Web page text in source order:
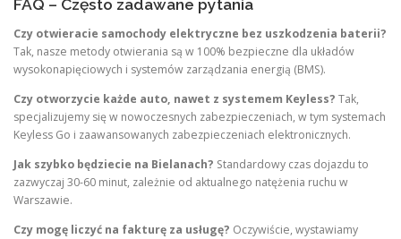
FAQ – Często zadawane pytania
Czy otwieracie samochody elektryczne bez uszkodzenia baterii?
Tak, nasze metody otwierania są w 100% bezpieczne dla układów
wysokonapięciowych i systemów zarządzania energią (BMS).
Czy otworzycie każde auto, nawet z systemem Keyless? Tak,
specjalizujemy się w nowoczesnych zabezpieczeniach, w tym systemach
Keyless Go i zaawansowanych zabezpieczeniach elektronicznych.
Jak szybko będziecie na Bielanach? Standardowy czas dojazdu to
zazwyczaj 30-60 minut, zależnie od aktualnego natężenia ruchu w
Warszawie.
Czy mogę liczyć na fakturę za usługę? Oczywiście, wystawiamy